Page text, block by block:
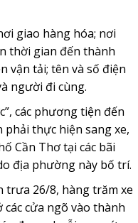
giao hàng hóa; nơi
thời gian đến thành
vận tải; tên và số điện
người đi cùng.
các phương tiện đến
phải thực hiện sang xe,
Cần Thơ tại các bãi
địa phường này bố trí.
trưa 26/8, hàng trăm xe
cửa ngõ vào thành